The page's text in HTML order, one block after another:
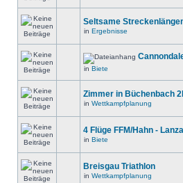
Seltsame
in Ergebnisse
in Biete
Zimmer in Büchenbach
in Wettkampfplanung
4 Flüge FFM/Hahn -
in Biete
Breisgau Triathlon
in Wettkampfplanung